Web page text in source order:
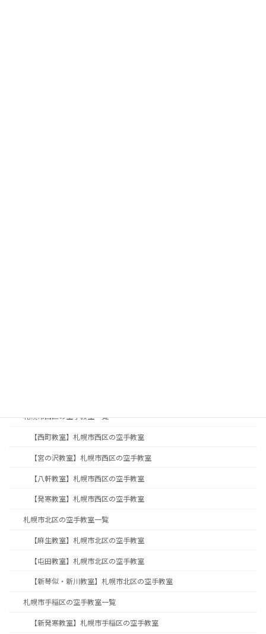
札幌市西区の空手教室一覧
【西町教室】札幌市西区の空手教室
【宮の沢教室】札幌市西区の空手教室
【八軒教室】札幌市西区の空手教室
【発寒教室】札幌市西区の空手教室
札幌市北区の空手教室一覧
【麻生教室】札幌市北区の空手教室
【屯田教室】札幌市北区の空手教室
【新琴似・新川教室】札幌市北区の空手教室
札幌市手稲区の空手教室一覧
【新発寒教室】札幌市手稲区の空手教室